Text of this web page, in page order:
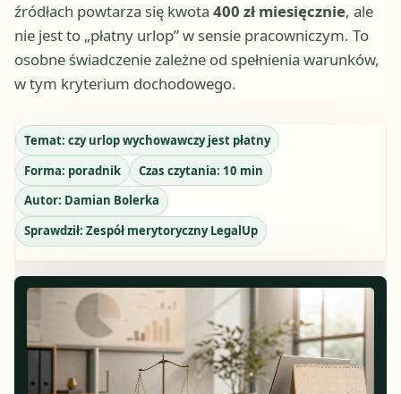
źródłach powtarza się kwota 400 zł miesięcznie, ale
nie jest to „płatny urlop” w sensie pracowniczym. To
osobne świadczenie zależne od spełnienia warunków,
w tym kryterium dochodowego.
Temat: czy urlop wychowawczy jest płatny
Forma: poradnik Czas czytania: 10 min
Autor: Damian Bolerka
Sprawdził: Zespół merytoryczny LegalUp